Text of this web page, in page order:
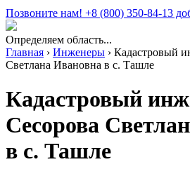
Позвоните нам! +8 (800) 350-84-13
Определяем область...
Главная › Инженеры › Кадастровый
Светлана Ивановна в c. Ташле
Кадастровый
Сесорова
в c. Ташле